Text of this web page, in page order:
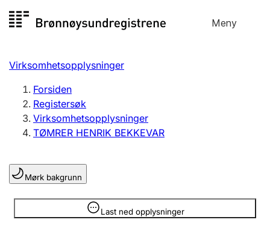
til
Meny
Registersøk
Aksjeselskap
Enkeltpersonforetak
Registrere, endre, slette
Lag og forening
Registrere, endre, slette
Virksomhetsopplysninger
Forsiden
Registersøk
Virksomhetsopplysninger
TØMRER HENRIK BEKKEVAR
Mørk bakgrunn
Last ned opplysninger
Opplysninger er skjult